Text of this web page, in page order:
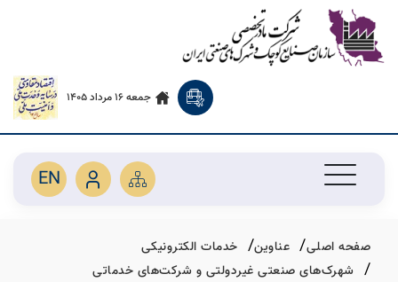
جمعه 16 مرداد 1405
EN
صفحه اصلی عناوین
خدمات الکترونیکی
شهرک‌های صنعتی غیردولتی و شرکت‌های خدماتی